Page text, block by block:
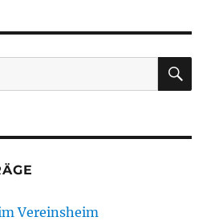
Vereinsheim